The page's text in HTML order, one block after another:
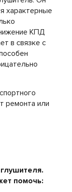
характерные
КПД
в связке с
ремонта или
помочь: